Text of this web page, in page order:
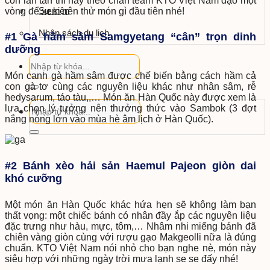
Sự kiện
Nhận sách du lịch
vòng để xem nên thử món gì đầu tiên nhé!
#1 Gà hầm sâm Samgyetang “cân” trọn dinh
dưỡng
Món canh gà hầm sâm được chế biến bằng cách hầm cả
con gà tơ cùng các nguyên liệu khác như nhân sâm, rễ
hedysarum, táo tàu,,… Món ăn Hàn Quốc này được xem là
lựa chọn lý tưởng nên thưởng thức vào Sambok (3 đợt
nắng nóng lớn vào mùa hè âm lịch ở Hàn Quốc).
#2 Bánh xèo hải sản Haemul Pajeon giòn dai
khó cưỡng
Một món ăn Hàn Quốc khác hứa hẹn sẽ không làm bạn
thất vọng: một chiếc bánh có nhân đầy ắp các nguyên liệu
đặc trưng như hàu, mực, tôm,… Nhâm nhi miếng bánh đã
chiên vàng giòn cùng với rượu gạo Makgeolli nữa là đúng
chuẩn. KTO Việt Namnói nhỏ cho bạn nghe nè, món này
siêu hợp với những ngày trời mưa lạnh se se đấy nhé!